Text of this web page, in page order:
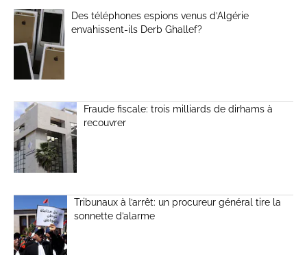
Des téléphones espions venus d’Algérie
envahissent-ils Derb Ghallef?
Fraude fiscale: trois milliards de dirhams à
recouvrer
Tribunaux à l’arrêt: un procureur général tire la
sonnette d’alarme